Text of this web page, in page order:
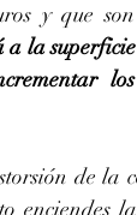
y que
la
los
de la
enciendes